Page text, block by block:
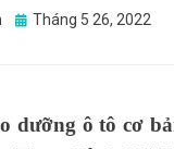
Posted
Tháng 5 26, 2022
dưỡng ô tô cơ